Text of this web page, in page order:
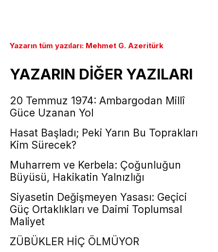
Yazarın tüm yazıları: Mehmet G. Azeritürk
YAZARIN DİĞER YAZILARI
20 Temmuz 1974: Ambargodan Millî
Güce Uzanan Yol
Hasat Başladı; Peki Yarın Bu Toprakları
Kim Sürecek?
Muharrem ve Kerbela: Çoğunluğun
Büyüsü, Hakikatin Yalnızlığı
Siyasetin Değişmeyen Yasası: Geçici
Güç Ortaklıkları ve Daimi Toplumsal
Maliyet
ZÜBÜKLER HİÇ ÖLMÜYOR